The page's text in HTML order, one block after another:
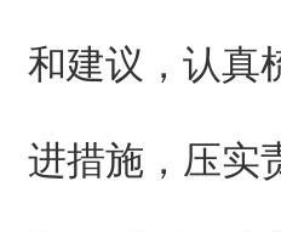
和建议，认真
进措施，压实